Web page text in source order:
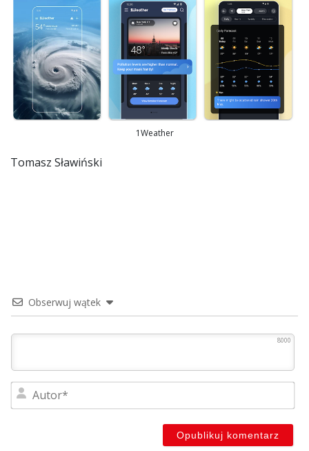
1Weather
Tomasz Sławiński
Obserwuj wątek
8000